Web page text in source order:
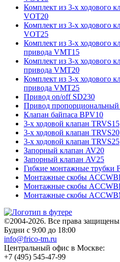
Комплект из 3-х ходового
VOT20
Комплект из 3-х ходового
VOT25
Комплект из 3-х ходового
привода VMT15
Комплект из 3-х ходового
привода VMT20
Комплект из 3-х ходового
привода VMT25
Привод on/off SD230
Привод
Клапан байпаса BPV10
3-х ходовой клапан TRVS15
3-х ходовой клапан TRVS20
3-х ходовой клапан TRVS25
Запорный клапан AV20
Запорный клапан AV25
Гибкие монтажные трубки
Монтажные скобы
Монтажные скобы
Монтажные скобы
©2004-2026. Все права
Будни с 9:00 до 18:00
info@frico-tm.ru
Центральный офис в Москве:
+7 (495) 545-47-99